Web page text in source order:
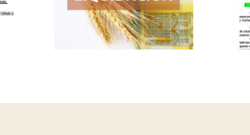
INFORMATIVA
N 2 05-02-